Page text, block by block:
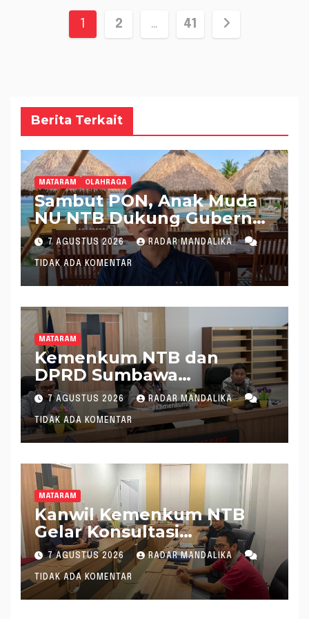
Paginasi
1 2 … 41
Berita Terkait
MATARAM OLAHRAGA
Sambut PON, Anak Muda
NU NTB Dukung Gubernur
Pimpin KONI NTB
7 AGUSTUS 2026 RADAR MANDALIKA
TIDAK ADA KOMENTAR
MATARAM
Kemenkum NTB dan
DPRD Sumbawa
Mantapkan Rencana
Pembentukan 8 Raperda
Inisiatif
7 AGUSTUS 2026 RADAR MANDALIKA
TIDAK ADA KOMENTAR
MATARAM
Kanwil Kemenkum NTB
Gelar Konsultasi
Penghitungan Kebutuhan
Formasi JF Perancang
Peraturan Perundang-
undangan
7 AGUSTUS 2026 RADAR MANDALIKA
TIDAK ADA KOMENTAR